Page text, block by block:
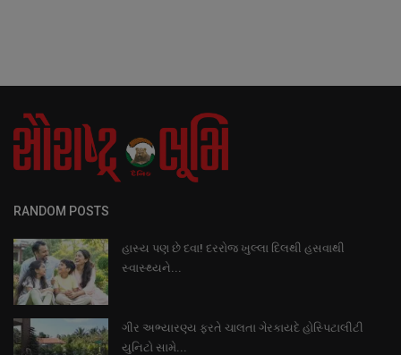
RANDOM POSTS
હાસ્ય પણ છે દવા! દરરોજ ખુલ્લા દિલથી હસવાથી
સ્વાસ્થ્યને...
ગીર અભ્યારણ્ય ફરતે ચાલતા ગેરકાયદે હોસ્પિટાલીટી
યુનિટો સામે...